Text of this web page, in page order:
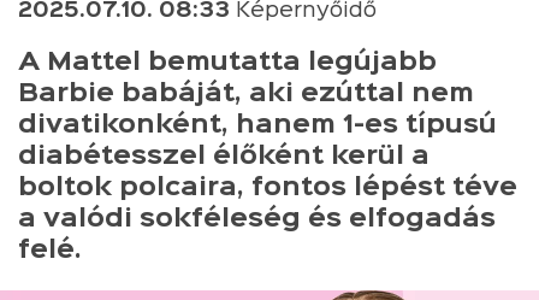
2025.07.10. 08:33 Képernyőidő
A Mattel bemutatta legújabb
Barbie babáját, aki ezúttal nem
divatikonként, hanem 1-es típusú
diabétesszel élőként kerül a
boltok polcaira, fontos lépést téve
a valódi sokféleség és elfogadás
felé.